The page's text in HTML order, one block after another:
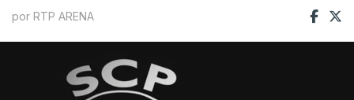
por RTP ARENA